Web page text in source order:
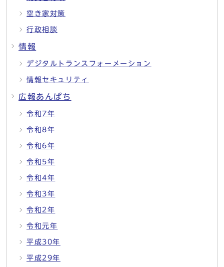
空き家対策
行政相談
情報
デジタルトランスフォーメーション
情報セキュリティ
広報あんぱち
令和7年
令和8年
令和6年
令和5年
令和4年
令和3年
令和2年
令和元年
平成30年
平成29年